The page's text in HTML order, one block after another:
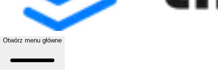
Otwórz menu główne